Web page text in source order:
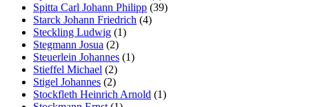
Spitta Carl Johann Philipp (39)
Starck Johann Friedrich (4)
Steckling Ludwig (1)
Stegmann Josua (2)
Steuerlein Johannes (1)
Stieffel Michael (2)
Stigel Johannes (2)
Stockfleth Heinrich Arnold (1)